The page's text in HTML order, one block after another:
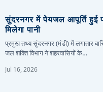
सुंदरनगर में पेयजल आपूर्ति हुई
मिलेगा पानी
प्रमुख तथ्य सुंदरनगर (मंडी) में लगातार
जल शक्ति विभाग ने शहरवासियों के…
Jul 16, 2026